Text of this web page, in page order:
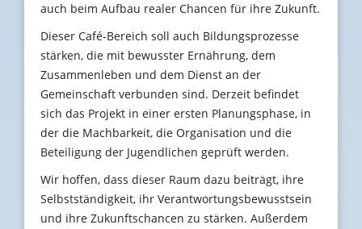
auch beim Aufbau realer Chancen für ihre Zukunft.
Dieser Café-Bereich soll auch Bildungsprozesse
stärken, die mit bewusster Ernährung, dem
Zusammenleben und dem Dienst an der
Gemeinschaft verbunden sind. Derzeit befindet
sich das Projekt in einer ersten Planungsphase, in
der die Machbarkeit, die Organisation und die
Beteiligung der Jugendlichen geprüft werden.
Wir hoffen, dass dieser Raum dazu beiträgt, ihre
Selbstständigkeit, ihr Verantwortungsbewusstsein
und ihre Zukunftschancen zu stärken. Außerdem